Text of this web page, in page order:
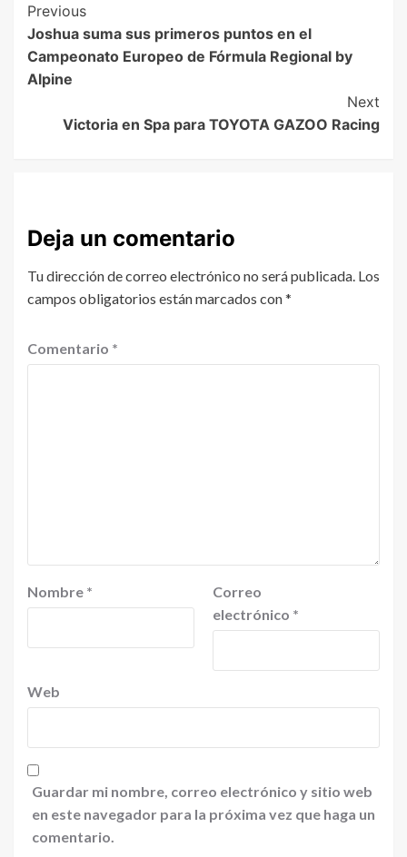
Previous
Joshua suma sus primeros puntos en el
Campeonato Europeo de Fórmula Regional by
Alpine
Next
Victoria en Spa para TOYOTA GAZOO Racing
Deja un comentario
Tu dirección de correo electrónico no será publicada. Los
campos obligatorios están marcados con*
Comentario *
Nombre *
Correo
electrónico *
Web
Guardar mi nombre, correo electrónico y sitio web
en este navegador para la próxima vez que haga un
comentario.